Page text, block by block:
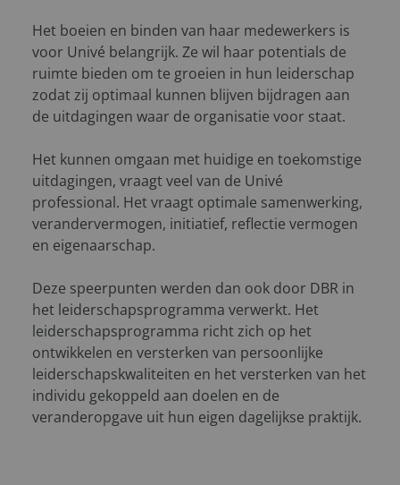
Het boeien en binden van haar medewerkers is
voor Univé belangrijk. Ze wil haar potentials de
ruimte bieden om te groeien in hun leiderschap
zodat zij optimaal kunnen blijven bijdragen aan
de uitdagingen waar de organisatie voor staat.
Het kunnen omgaan met huidige en toekomstige
uitdagingen, vraagt veel van de Univé
professional. Het vraagt optimale samenwerking,
verandervermogen, initiatief, reflectie vermogen
en eigenaarschap.
Deze speerpunten werden dan ook door DBR in
het leiderschapsprogramma verwerkt. Het
leiderschapsprogramma richt zich op het
ontwikkelen en versterken van persoonlijke
leiderschapskwaliteiten en het versterken van het
individu gekoppeld aan doelen en de
veranderopgave uit hun eigen dagelijkse praktijk.